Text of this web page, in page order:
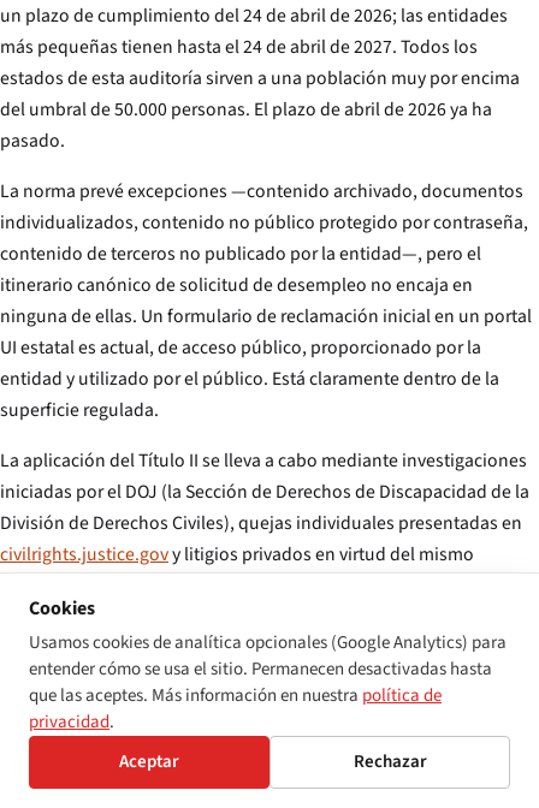
un plazo de cumplimiento del 24 de abril de 2026; las entidades
más pequeñas tienen hasta el 24 de abril de 2027. Todos los
estados de esta auditoría sirven a una población muy por encima
del umbral de 50.000 personas. El plazo de abril de 2026 ya ha
pasado.
La norma prevé excepciones —contenido archivado, documentos
individualizados, contenido no público protegido por contraseña,
contenido de terceros no publicado por la entidad—, pero el
itinerario canónico de solicitud de desempleo no encaja en
ninguna de ellas. Un formulario de reclamación inicial en un portal
UI estatal es actual, de acceso público, proporcionado por la
entidad y utilizado por el público. Está claramente dentro de la
superficie regulada.
La aplicación del Título II se lleva a cabo mediante investigaciones
iniciadas por el DOJ (la Sección de Derechos de Discapacidad de la
División de Derechos Civiles), quejas individuales presentadas en
civilrights.justice.govy litigios privados en virtud del mismo
cumplimiento, acuerdos de supervisión, daños compensatorios a
los denunciantes identificados y —en el patrón de decreto de
consentimiento que el Departamento ha utilizado desde el
acuerdo de 2014 con H&R Block— calendarios de subsanación a
nivel nacional con objetivos de conformidad WCAG nominados.
Para más información sobre lo que atrae específicamente la
Cookies
Usamos cookies de analítica opcionales (Google Analytics) para
entender cómo se usa el sitio. Permanecen desactivadas hasta
que las aceptes. Más información en nuestra política de
privacidad.
Aceptar
Rechazar